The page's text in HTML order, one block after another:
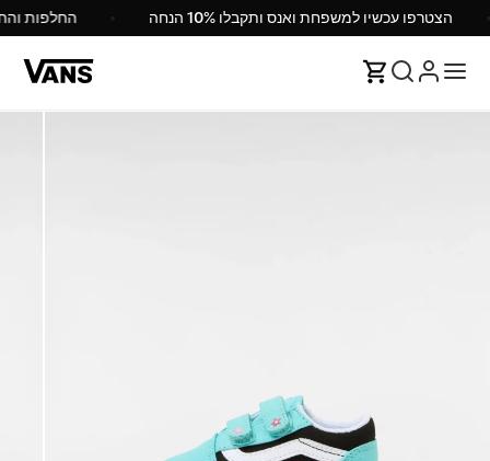
הצטרפו עכשיו למשפחת ואנס ותקבלו 10% הנחה החלפות